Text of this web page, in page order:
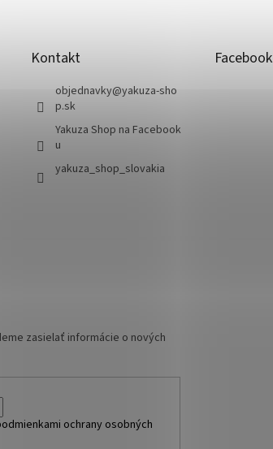
Kontakt
objednavky@yakuza-sho
p.sk
Yakuza Shop na Facebook
u
yakuza_shop_slovakia
Facebook
zasielať informácie o nových
ochrany osobných